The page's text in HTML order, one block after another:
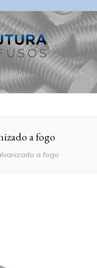
a fogo
a fogo